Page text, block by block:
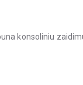
konsoliniu